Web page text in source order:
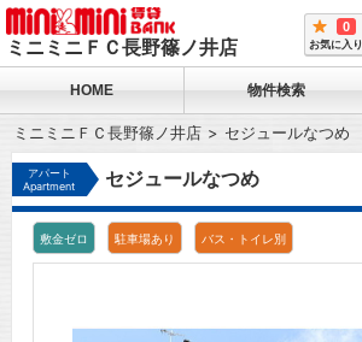
ミニミニＦＣ長野篠ノ井店
0
お気に入り
HOME 物件検索
ミニミニＦＣ長野篠ノ井店 セジュールなつめ
アパート
Apartment
セジュールなつめ
敷金ゼロ 駐車場あり バス・トイレ別